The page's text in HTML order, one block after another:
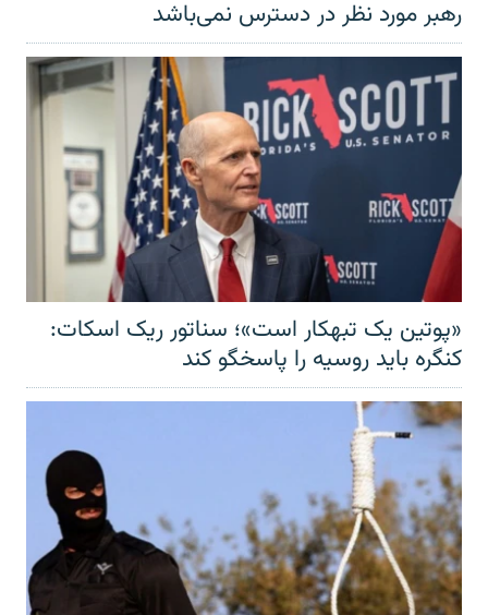
رهبر مورد نظر در دسترس نمی‌باشد
«پوتین یک تبهکار است»؛ سناتور ریک اسکات:
کنگره باید روسیه را پاسخگو کند